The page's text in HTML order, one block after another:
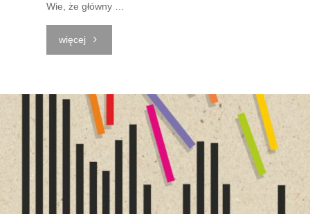
Wie, że główny …
więcej"Komeda
Wolności
|
Styczeń"